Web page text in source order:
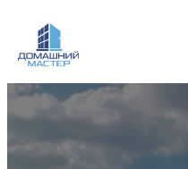
содержимому